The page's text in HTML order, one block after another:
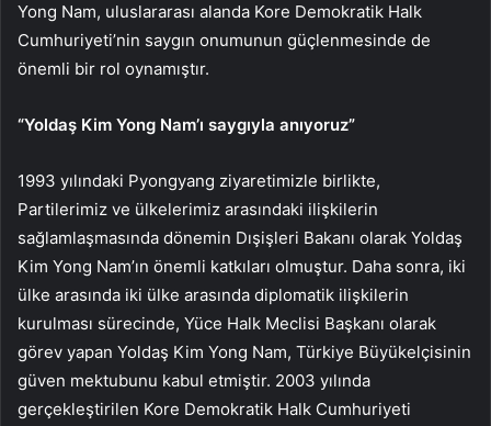
Yong Nam, uluslararası alanda Kore Demokratik Halk
Cumhuriyeti’nin saygın onumunun güçlenmesinde de
önemli bir rol oynamıştır.
“Yoldaş Kim Yong Nam’ı saygıyla anıyoruz”
1993 yılındaki Pyongyang ziyaretimizle birlikte,
Partilerimiz ve ülkelerimiz arasındaki ilişkilerin
sağlamlaşmasında dönemin Dışişleri Bakanı olarak Yoldaş
Kim Yong Nam’ın önemli katkıları olmuştur. Daha sonra, iki
ülke arasında iki ülke arasında diplomatik ilişkilerin
kurulması sürecinde, Yüce Halk Meclisi Başkanı olarak
görev yapan Yoldaş Kim Yong Nam, Türkiye Büyükelçisinin
güven mektubunu kabul etmiştir. 2003 yılında
gerçekleştirilen Kore Demokratik Halk Cumhuriyeti